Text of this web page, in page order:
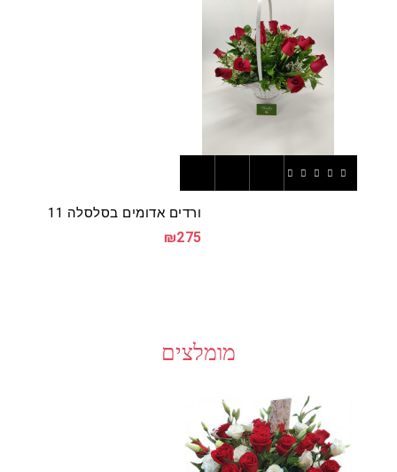
ורדים אדומים בסלסלה 11
₪275
מומלצים